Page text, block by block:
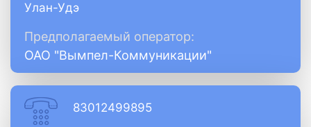
Улан-Удэ
Предполагаемый оператор:
ОАО "Вымпел-Коммуникации"
83012499895